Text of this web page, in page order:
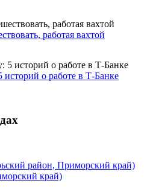
работая вахтой
о работе в Т-Банке
район, Приморский край)
край)